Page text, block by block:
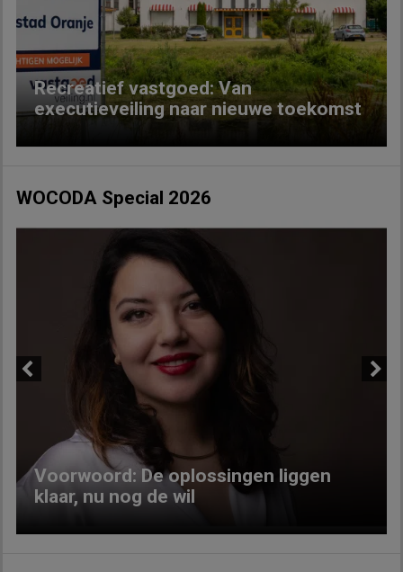
Recreatief vastgoed: Van
executieveiling naar nieuwe toekomst
WOCODA Special 2026
Voorwoord: De oplossingen liggen
klaar, nu nog de wil